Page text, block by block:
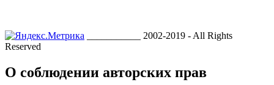
___________ 2002-2019 - All Rights
Reserved
О соблюдении авторских прав